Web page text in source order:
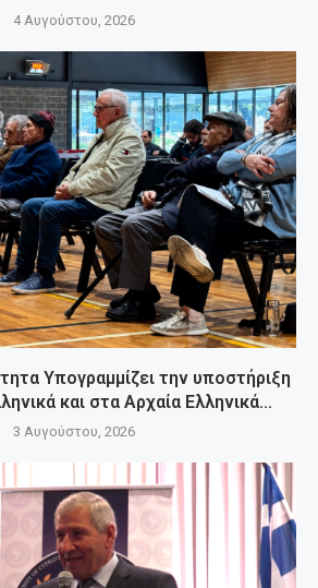
4 Αυγούστου, 2026
Υπογραμμίζει την υποστήριξη
και στα Αρχαία Ελληνικά...
3 Αυγούστου, 2026